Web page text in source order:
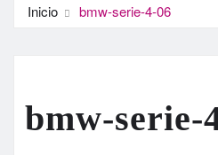
Inicio bmw-serie-4-06
bmw-serie-